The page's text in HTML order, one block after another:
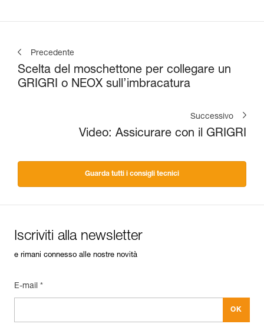
Precedente
Scelta del moschettone per collegare un
GRIGRI o NEOX sull’imbracatura
Successivo
Video: Assicurare con il GRIGRI
Guarda tutti i consigli tecnici
Iscriviti alla newsletter
e rimani connesso alle nostre novità
E-mail *